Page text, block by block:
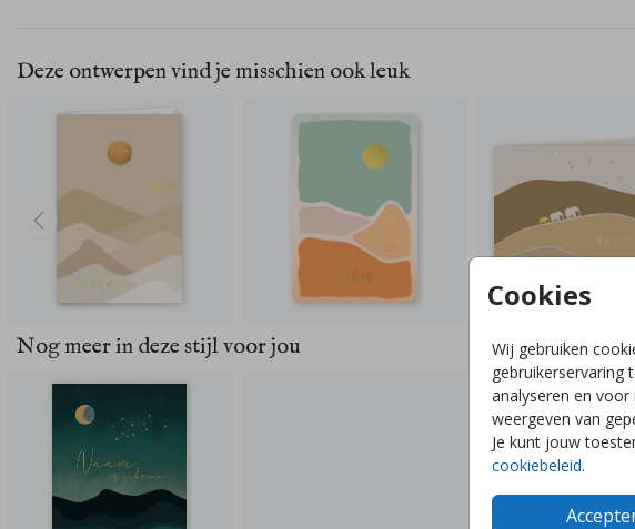
Cookies
Wij gebruiken
gebruikerservaring
analyseren en
weergeven van
Je kunt jouw
cookiebeleid.
Deze ontwerpen vind je misschien ook leuk
Nog meer in deze stijl voor jou